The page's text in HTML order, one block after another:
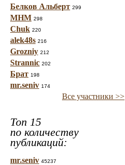
Белков Альберт 299
МНМ 298
Chuk 220
alek48s 216
Grozniy 212
Strannic 202
Брат 198
mr.seniv 174
Все участники >>
Топ 15
по количеству
публикаций:
mr.seniv 45237